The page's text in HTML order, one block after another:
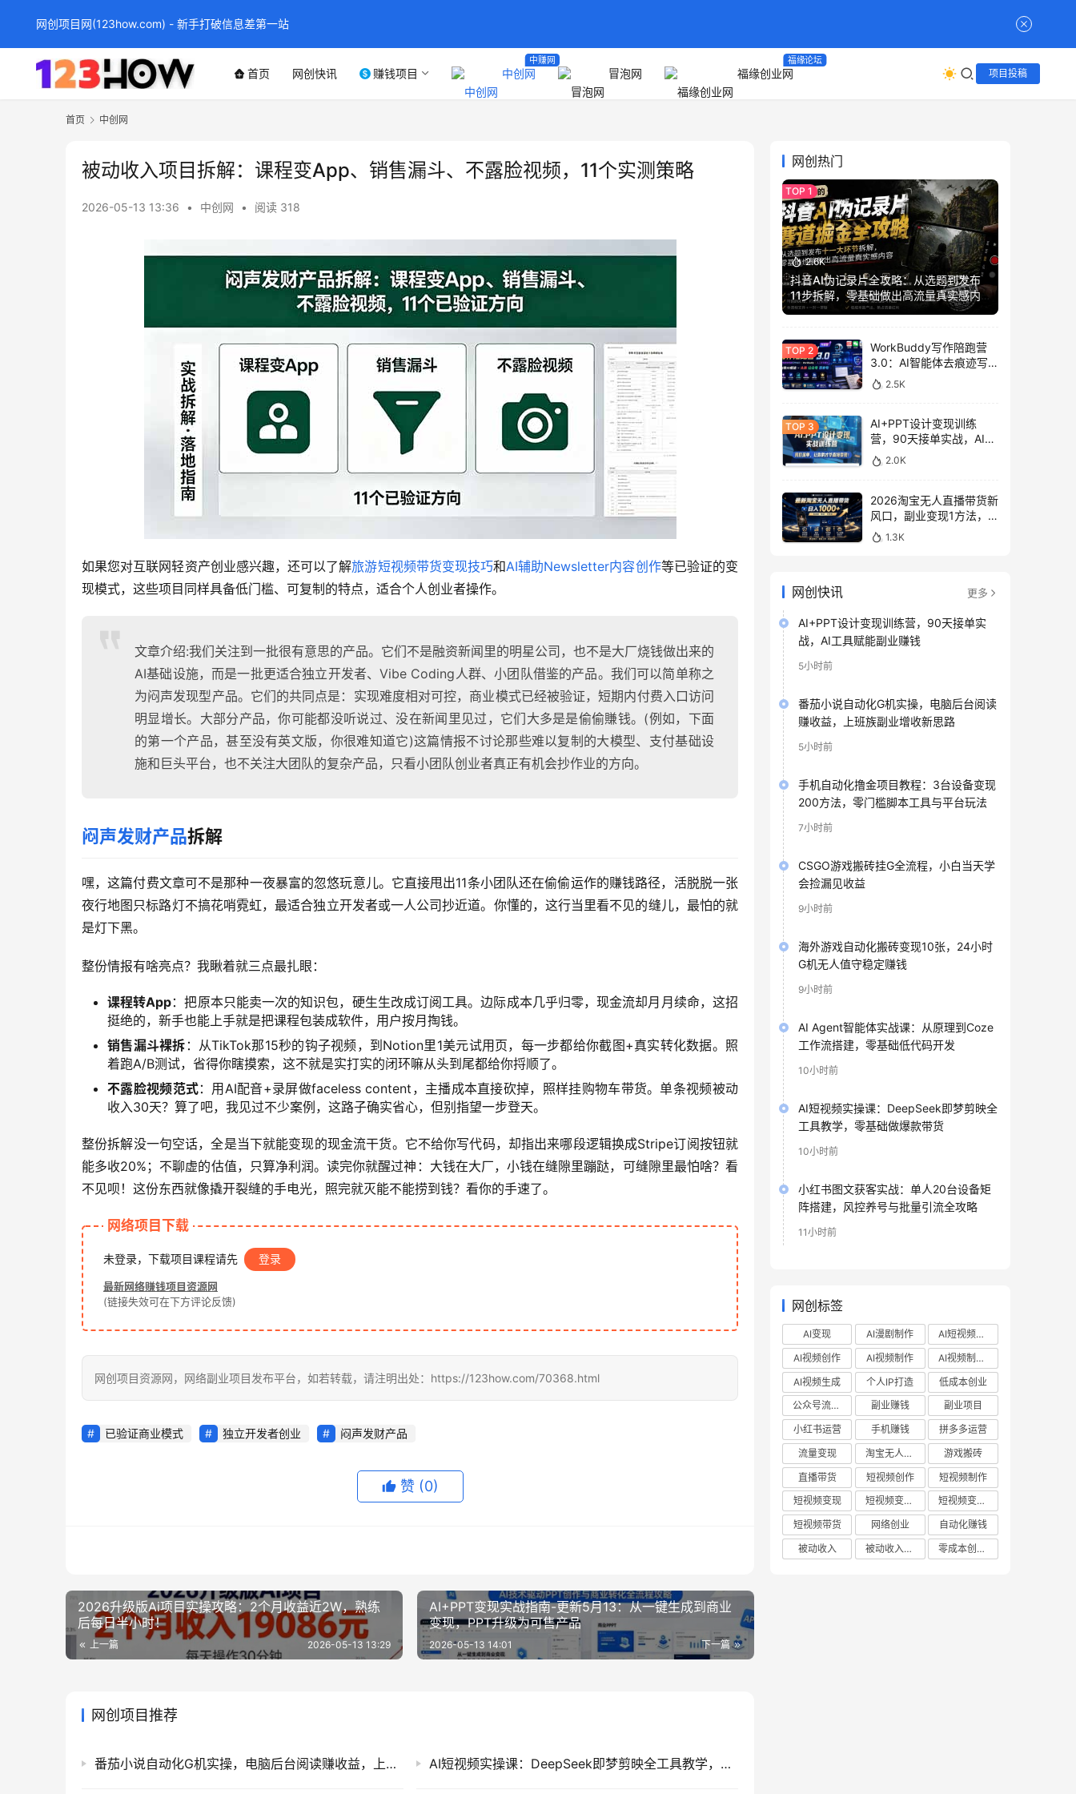
首页 网创快讯 赚钱项目 中创网
中赚网
冒泡网 福缘创业网
福缘论坛
项目投稿
首页 中创网
被动收入项目拆解：课程变App、销售漏斗、不露脸视频，11个实测策略
2026-05-13 13:36 • 中创网 • 阅读 318
如果您对互联网轻资产创业感兴趣，还可以了解旅游短视频带货变现技巧和AI辅助Newsletter内容创作等已验证的变
现模式，这些项目同样具备低门槛、可复制的特点，适合个人创业者操作。
文章介绍:我们关注到一批很有意思的产品。它们不是融资新闻里的明星公司，也不是大厂烧钱做出来的
AI基础设施，而是一批更适合独立开发者、Vibe Coding人群、小团队借鉴的产品。我们可以简单称之
为闷声发现型产品。它们的共同点是：实现难度相对可控，商业模式已经被验证，短期内付费入口访问
明显增长。大部分产品，你可能都没听说过、没在新闻里见过，它们大多是是偷偷賺钱。(例如，下面
的第一个产品，甚至没有英文版，你很难知道它)这篇情报不讨论那些难以复制的大模型、支付基础设
施和巨头平台，也不关注大团队的复杂产品，只看小团队创业者真正有机会抄作业的方向。
闷声发财产品拆解
嘿，这篇付费文章可不是那种一夜暴富的忽悠玩意儿。它直接甩出11条小团队还在偷偷运作的赚钱路径，活脱脱一张
夜行地图只标路灯不搞花哨霓虹，最适合独立开发者或一人公司抄近道。你懂的，这行当里看不见的缝儿，最怕的就
是灯下黑。
整份情报有啥亮点？我瞅着就三点最扎眼：
课程转App：把原本只能卖一次的知识包，硬生生改成订阅工具。边际成本几乎归零，现金流却月月续命，这招
挺绝的，新手也能上手就是把课程包装成软件，用户按月掏钱。
销售漏斗裸拆 ：从TikTok那15秒的钩子视频，到Notion里1美元试用页，每一步都给你截图+真实转化数据。照
着跑A/B测试，省得你瞎摸索，这不就是实打实的闭环嘛从头到尾都给你捋顺了。
不露脸视频范式：用AI配音+录屏做faceless content，主播成本直接砍掉，照样挂购物车带货。单条视频被动
收入30天？算了吧，我见过不少案例，这路子确实省心，但别指望一步登天。
整份拆解没一句空话，全是当下就能变现的现金流干货。它不给你写代码，却指出来哪段逻辑换成Stripe订阅按钮就
能多收20%；不聊虚的估值，只算净利润。读完你就醒过神：大钱在大厂，小钱在缝隙里蹦跶，可缝隙里最怕啥？看
不见呗！这份东西就像撬开裂缝的手电光，照完就灭能不能捞到钱？看你的手速了。
网络项目下载
未登录，下载项目课程请先 登录
最新网络赚钱项目资源网
(链接失效可在下方评论反馈)
网创项目资源网，网络副业项目发布平台，如若转载，请注明出处：https://123how.com/70368.html
已验证商业模式 独立开发者创业 闷声发财产品
赞 (0)
2026升级版Ai项目实操攻略：2个月收益近2W，熟练
后每日半小时！
上一篇 2026-05-13 13:29
AI+PPT变现实战指南-更新5月13：从一键生成到商业
变现，PPT升级为可售产品
下一篇
2026-05-13 14:01
网创项目推荐
番茄小说自动化G机实操，电脑后台阅读赚收益，上班族副业增收新思路 AI短视频实操课：DeepSeek即梦剪映全工具教学，零基础做爆款带货
网创热门
2.6K
抖音AI伪记录片全攻略：从选题到发布
11步拆解，零基础做出高流量真实感内
容
WorkBuddy写作陪跑营
3.0：AI智能体去痕迹写
作，头条公众号百家号变
现
2.5K
AI+PPT设计变现训练
营，90天接单实战，AI工
具赋能副业赚钱
2.0K
2026淘宝无人直播带货新
风口，副业变现1方法，
无违规稳定可长期操作
1.3K
网创快讯 更多
AI+PPT设计变现训练营，90天接单实
战，AI工具赋能副业赚钱
5小时前
番茄小说自动化G机实操，电脑后台阅读
赚收益，上班族副业增收新思路
5小时前
手机自动化撸金项目教程：3台设备变现
200方法，零门槛脚本工具与平台玩法
7小时前
CSGO游戏搬砖挂G全流程，小白当天学
会捡漏见收益
9小时前
海外游戏自动化搬砖变现10张，24小时
G机无人值守稳定赚钱
9小时前
AI Agent智能体实战课：从原理到Coze
工作流搭建，零基础低代码开发
10小时前
AI短视频实操课：DeepSeek即梦剪映全
工具教学，零基础做爆款带货
10小时前
小红书图文获客实战：单人20台设备矩
阵搭建，风控养号与批量引流全攻略
11小时前
网创标签
AI变现 AI漫剧制作
AI短视频制作
AI视频创作
AI视频制作
AI视频制作教程
AI视频生成
个人IP打造
低成本创业
公众号流量主
副业赚钱
副业项目
小红书运营
手机赚钱
拼多多运营
流量变现
淘宝无人直播
游戏搬砖
直播带货
短视频创作
短视频制作
短视频变现
短视频变现技巧
短视频变现方法
短视频带货
网络创业
自动化赚钱
被动收入
被动收入项目 零成本创业项目
网创项目网(123how.com) - 新手打破信息差第一站